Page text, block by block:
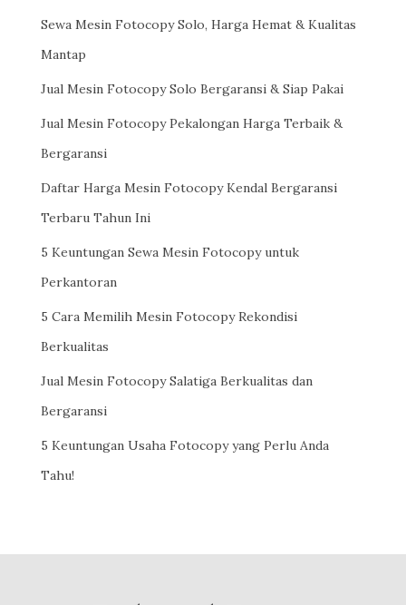
Sewa Mesin Fotocopy Solo, Harga Hemat & Kualitas
Mantap
Jual Mesin Fotocopy Solo Bergaransi & Siap Pakai
Jual Mesin Fotocopy Pekalongan Harga Terbaik &
Bergaransi
Daftar Harga Mesin Fotocopy Kendal Bergaransi
Terbaru Tahun Ini
5 Keuntungan Sewa Mesin Fotocopy untuk
Perkantoran
5 Cara Memilih Mesin Fotocopy Rekondisi
Berkualitas
Jual Mesin Fotocopy Salatiga Berkualitas dan
Bergaransi
5 Keuntungan Usaha Fotocopy yang Perlu Anda
Tahu!